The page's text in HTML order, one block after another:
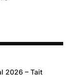
2026 – Tait